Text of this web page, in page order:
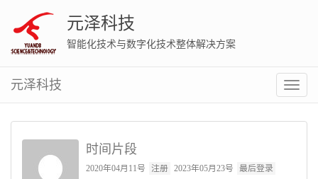
元泽科技
智能化技术与数字化技术整体解决方案
切
换
菜
元泽科技
时间片段
2020年04月11号 注册 2023年05月23号 最后登录